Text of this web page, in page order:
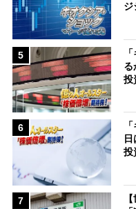
5
る
投
6
投
7